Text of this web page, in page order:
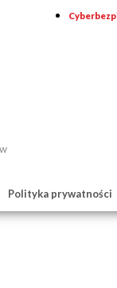
Polityka prywatności